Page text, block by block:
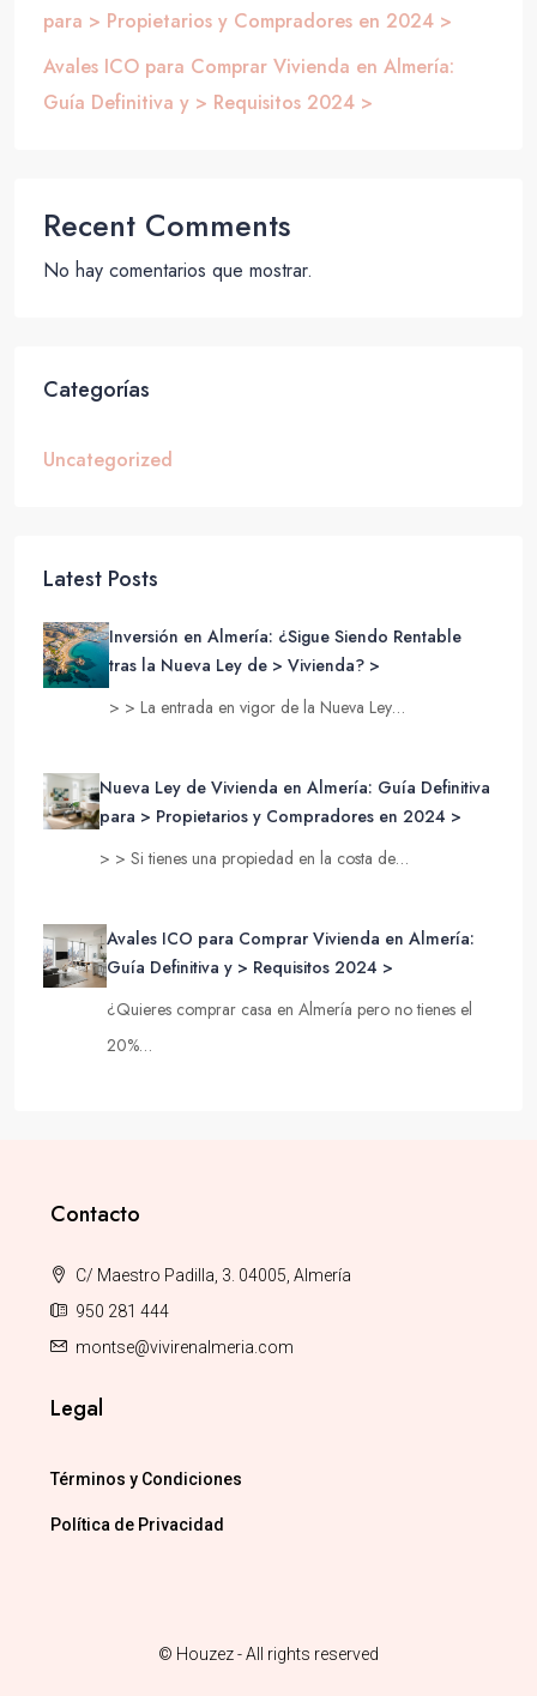
para > Propietarios y Compradores en 2024 >
Avales ICO para Comprar Vivienda en Almería:
Guía Definitiva y > Requisitos 2024 >
Recent Comments
No hay comentarios que mostrar.
Categorías
Uncategorized
Latest Posts
Inversión en Almería: ¿Sigue Siendo Rentable
tras la Nueva Ley de > Vivienda? >
> > La entrada en vigor de la Nueva Ley…
Nueva Ley de Vivienda en Almería: Guía Definitiva
para > Propietarios y Compradores en 2024 >
> > Si tienes una propiedad en la costa de…
Avales ICO para Comprar Vivienda en Almería:
Guía Definitiva y > Requisitos 2024 >
¿Quieres comprar casa en Almería pero no tienes el
20%…
Contacto
C/ Maestro Padilla, 3. 04005, Almería
950 281 444
montse@vivirenalmeria.com
Legal
Términos y Condiciones
Política de Privacidad
© Houzez - All rights reserved